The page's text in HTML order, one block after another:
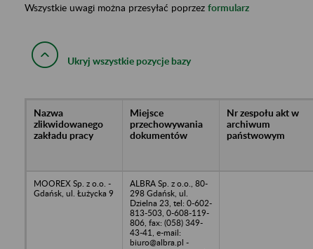
Wszystkie uwagi można przesyłać poprzez formularz
Ukryj wszystkie pozycje bazy
Nazwa
zlikwidowanego
zakładu pracy
Miejsce
przechowywania
dokumentów
Nr zespołu akt w
archiwum
państwowym
MOOREX Sp. z o.o. -
Gdańsk, ul. Łużycka 9
ALBRA Sp. z o.o., 80-
298 Gdańsk, ul.
Dzielna 23, tel: 0-602-
813-503, 0-608-119-
806, fax: (058) 349-
43-41, e-mail:
biuro@albra.pl -